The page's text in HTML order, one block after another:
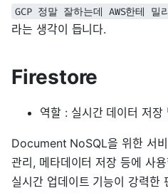
GCP 정말 잘하는데 AWS한테
라는 생각이 듭니다.
Firestore
역할 : 실시간 데이터 저장
Document NoSQL을 위한 서
관리, 메타데이터 저장 등에 사
실시간 업데이트 기능이 강력한